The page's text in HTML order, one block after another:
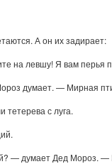
А он их задирает:
на левшу! Я вам перья
думает. — Мирная
тетерева с луга.
— думает Дед Мороз.